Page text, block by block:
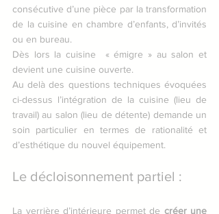
consécutive d’une pièce par la transformation
de la cuisine en chambre d’enfants, d’invités
ou en bureau.
Dès lors la cuisine  « émigre » au salon et
devient une cuisine ouverte.
Au delà des questions techniques évoquées
ci-dessus l’intégration de la cuisine (lieu de
travail) au salon (lieu de détente) demande un
soin particulier en termes de rationalité et
d’esthétique du nouvel équipement.
Le décloisonnement partiel :
La verrière d’intérieure permet de créer une